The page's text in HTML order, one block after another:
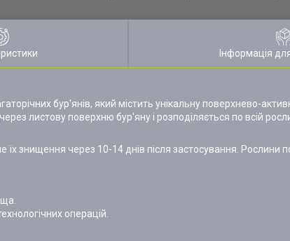
Інформація
бур'янів, який містить унікальну поверхнево-
листову поверхню бур'яну і розподіляється по всій
знищення через 10-14 днів після застосування. Рослини
операцій.